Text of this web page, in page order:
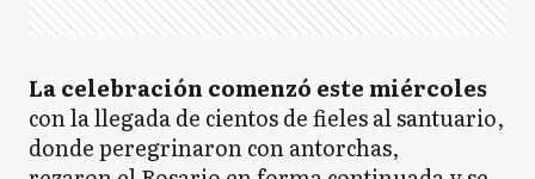
La celebración comenzó este miércoles
con la llegada de cientos de fieles al santuario,
donde peregrinaron con antorchas,